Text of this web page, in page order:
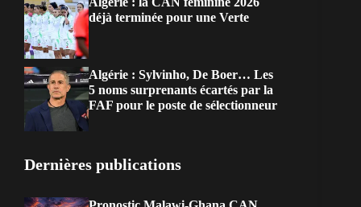
déjà terminée pour une Verte
Algérie : Sylvinho, De Boer… Les
5 noms surprenants écartés par la
FAF pour le poste de sélectionneur
Dernières publications